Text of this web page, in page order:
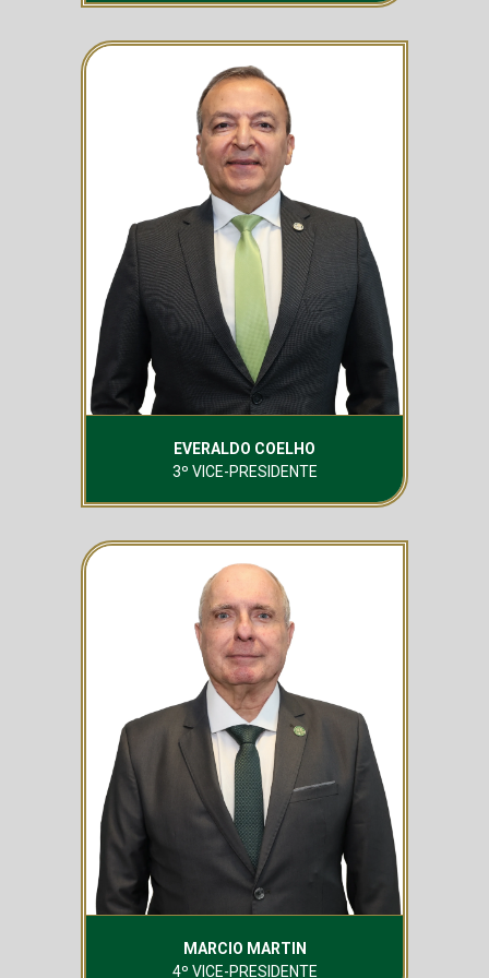
presidente. Depois do vice-campeonato em 2025, o
Palmeiras foi campeão paulista em 2026 – o quarto
estadual durante a presidência de Leila Pereira. As
Palestrinas conquistaram o tetracampeonato paulista
e a Copa do Brasil Feminina em 2025, primeiro título
nacional do clube na categoria. Em 2026, a equipe
feminina do Verdão venceu a Supercopa do Brasil. As
Crias da Academia também seguiram acumulando
taças: em 2025, base garantiu cinco estaduais, do Sub-
15 ao Sub-11, o Sub-13 venceu a Liga de
Desenvolvimento da CBF e o Sub-20 se sagrou
tetracampeão brasileiro.
Fora de campo, em ação direta contra o cambismo e
visando ampliar o conforto e a segurança de quem
frequenta o Nubank Parque, o Palmeiras foi o primeiro
clube do mundo a implementar o sistema de biometria
foi feito para o acesso dos associados ao clube social,
onde, aliás, a gestão promoveu grandes mudanças,
como a reforma completa do Conjunto Aquático pela
inauguração de um Sports Bar, a modernização do
Parquinho, a construção de uma quadra de beach
tennis, a parceria com a Paróquia San Gennaro para
melhoria na organização das festas juninas, a criação
da Expo Palmeiras para exposição e venda de produtos
licenciados e a remodelação das festas temáticas,
inclusive com a presença de grandes nomes da música
brasileira, oferecendo mais sofisticação e diversão
para os frequentadores.
Em Guarulhos, foram feitas as reformas dos campos e
da infraestrutura da Academia de Futebol 2, com
destaque para um amplo e bem equipado Núcleo de
Saúde e Performance, a exemplo do que é oferecido
aos jogadores profissionais na Academia de Futebol 1.
Leila também ampliou vertiginosamente o
investimento no futebol feminino do Verdão,
EVERALDO COELHO
3º VICE-PRESIDENTE
MARCIO MARTIN
4º VICE-PRESIDENTE